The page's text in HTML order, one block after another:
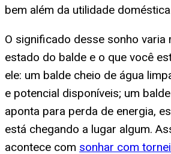
bem além da utilidade
O significado desse sonho
estado do balde e o que você
ele: um balde cheio de água
e potencial disponíveis; um
aponta para perda de energia,
está chegando a lugar algum.
acontece com sonhar com